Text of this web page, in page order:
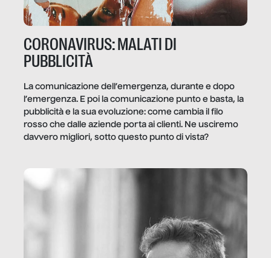
CORONAVIRUS: MALATI DI
PUBBLICITÀ
La comunicazione dell’emergenza, durante e dopo
l’emergenza. E poi la comunicazione punto e basta, la
pubblicità e la sua evoluzione: come cambia il filo
rosso che dalle aziende porta ai clienti. Ne usciremo
davvero migliori, sotto questo punto di vista?